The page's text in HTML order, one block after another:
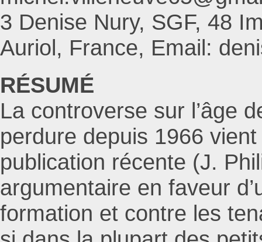
3 Denise Nury, SGF, 48
Auriol, France, Email:
RÉSUMÉ
La controverse sur l’âge
perdure depuis 1966
publication récente (J.
argumentaire en faveur
formation et contre les